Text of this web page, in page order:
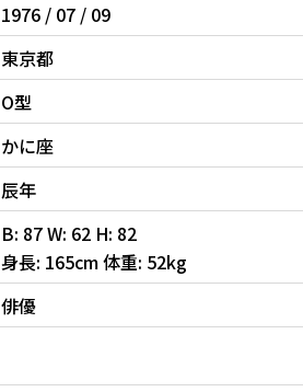
1976 / 07 / 09
東京都
O型
かに座
辰年
B: 87 W: 62 H: 82
身長: 165cm 体重: 52kg
俳優